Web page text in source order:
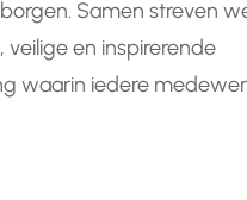
Samen streven
en inspirerende
waarin iedere